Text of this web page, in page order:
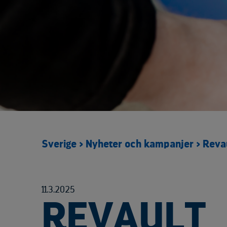
Sverige > Nyheter och kampanjer >
11.3.2025
REVAULT